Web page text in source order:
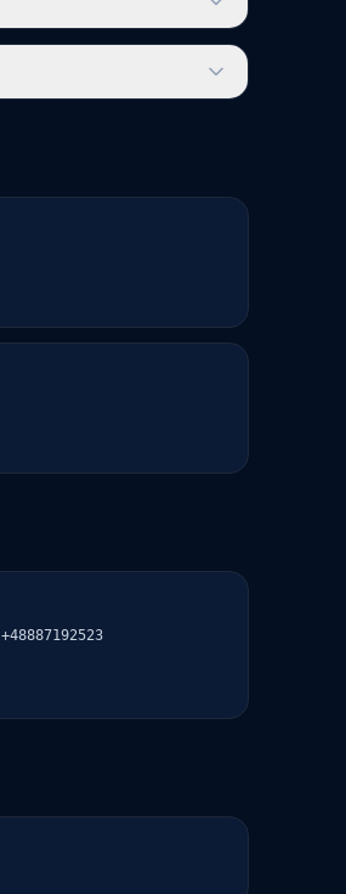
+48887192523